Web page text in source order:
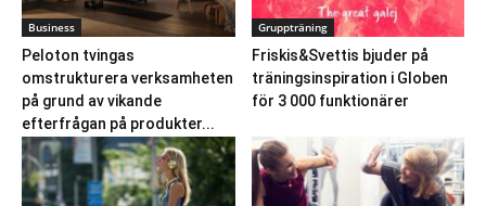
Business
Peloton tvingas
omstrukturera verksamheten
på grund av vikande
efterfrågan på produkter...
Gruppträning
Friskis&Svettis bjuder på
träningsinspiration i Globen
för 3 000 funktionärer